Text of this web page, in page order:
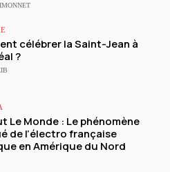
célébrer la Saint-Jean à
?
Le Monde : Le phénomène
de l’électro française
en Amérique du Nord